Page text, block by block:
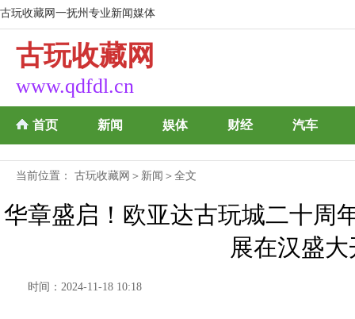
古玩收藏网一抚州专业新闻媒体
古玩收藏网
www.qdfdl.cn
首页 新闻 娱体 财经 汽车
当前位置： 古玩收藏网 ＞ 新闻 ＞全文
华章盛启！欧亚达古玩城二十周
展在汉盛
时间：2024-11-18 10:18